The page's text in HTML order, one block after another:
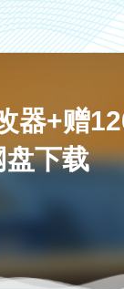
器+赠
盘下载